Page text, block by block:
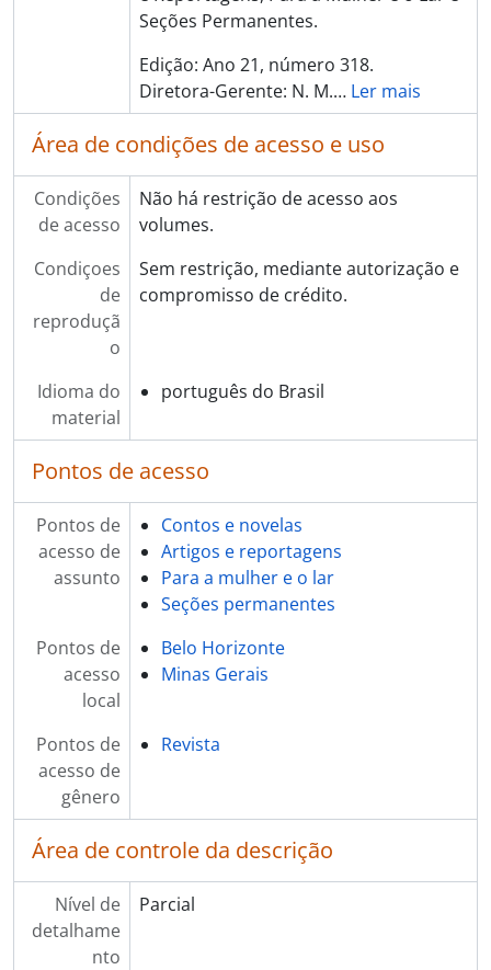
Seções Permanentes.
Edição: Ano 21, número 318.
Diretora-Gerente: N. M.… Ler mais
Área de condições de acesso e uso
Condições
de acesso
Não há restrição de acesso aos
volumes.
Condiçoes
de
reproduçã
o
Sem restrição, mediante autorização e
compromisso de crédito.
Idioma do
material
português do Brasil
Pontos de acesso
Pontos de
acesso de
assunto
Contos e novelas
Artigos e reportagens
Para a mulher e o lar
Seções permanentes
Pontos de
acesso
local
Belo Horizonte
Minas Gerais
Pontos de
acesso de
gênero
Revista
Área de controle da descrição
Nível de
detalhame
nto
Parcial